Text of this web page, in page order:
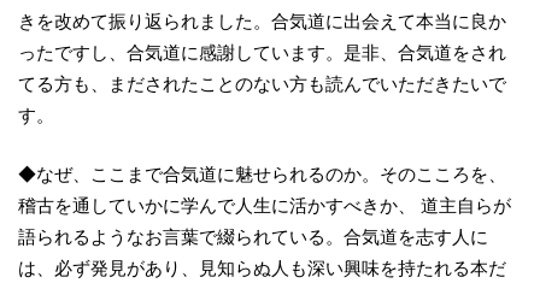
きを改めて振り返られました。合気道に出会えて本当に良か
ったですし、合気道に感謝しています。是非、合気道をされ
てる方も、まだされたことのない方も読んでいただきたいで
す。
◆なぜ、ここまで合気道に魅せられるのか。そのこころを、
稽古を通していかに学んで人生に活かすべきか、 道主自らが
語られるようなお言葉で綴られている。合気道を志す人に
は、必ず発見があり、見知らぬ人も深い興味を持たれる本だ